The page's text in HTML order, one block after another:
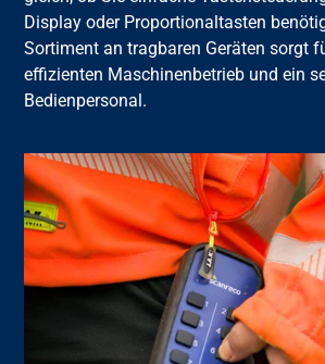
Display oder Proportionaltasten
Sortiment an tragbaren Geräten sorgt
effizienten Maschinenbetrieb und ein
Bedienpersonal.